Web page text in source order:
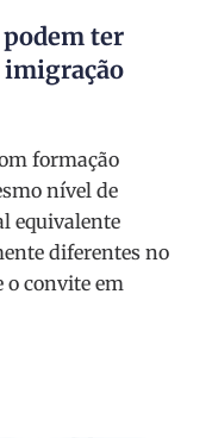
ter
imigração
formação
nível de
equivalente
diferentes no
o convite em